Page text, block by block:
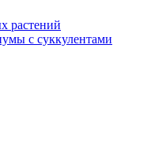
растений
с суккулентами